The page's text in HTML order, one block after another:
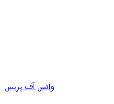
وائس آف پریس